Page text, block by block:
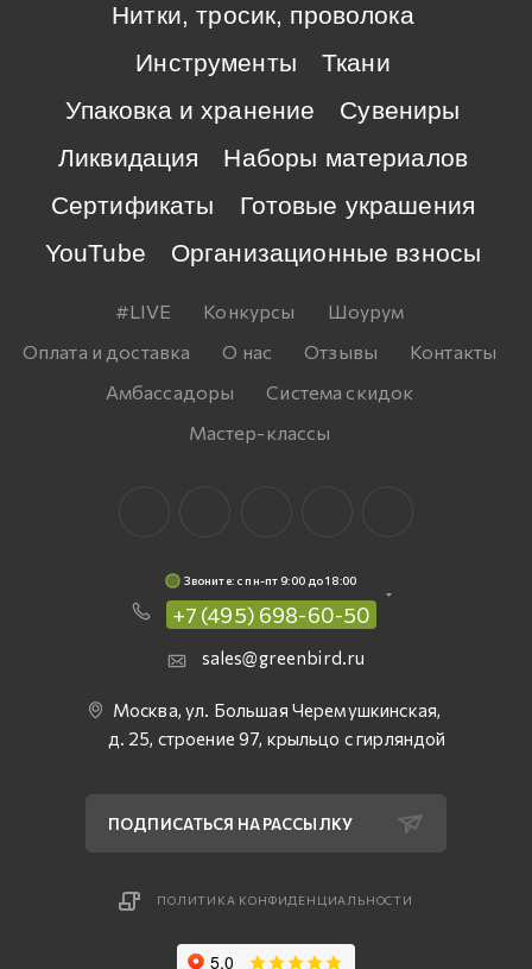
Нитки, тросик, проволока
Инструменты
Ткани
Упаковка и хранение
Сувениры
Ликвидация
Наборы материалов
Сертификаты
Готовые украшения
YouTube
Организационные взносы
#LIVE Конкурсы
Шоурум
Оплата и доставка
О нас Отзывы
Контакты
Амбассадоры
Система скидок
Мастер-классы
Звоните: c пн-пт 9:00 до 18:00
+7 (495) 698-60-50
sales@greenbird.ru
Москва, ул. Большая Черемушкинская,
д. 25, строение 97, крыльцо с гирляндой
ПОДПИСАТЬСЯ НА РАССЫЛКУ
ПОЛИТИКА КОНФИДЕНЦИАЛЬНОСТИ